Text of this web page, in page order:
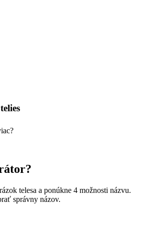
telesa a ponúkne 4 možnosti názvu.
správny názov.